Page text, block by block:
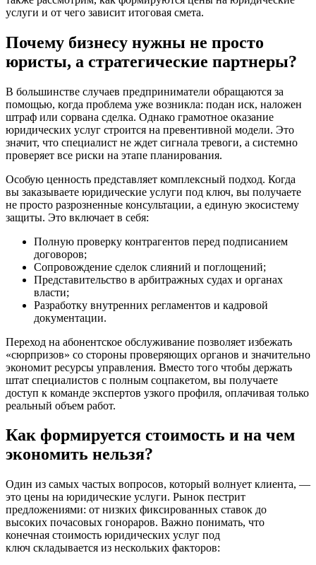
услуги и от чего зависит итоговая смета.
Почему бизнесу нужны не просто
юристы, а стратегические партнеры?
В большинстве случаев предприниматели обращаются за
помощью, когда проблема уже возникла: подан иск, наложен
штраф или сорвана сделка. Однако грамотное оказание
юридических услуг строится на превентивной модели. Это
значит, что специалист не ждет сигнала тревоги, а системно
проверяет все риски на этапе планирования.
Особую ценность представляет комплексный подход. Когда
вы заказываете юридические услуги под ключ, вы получаете
не просто разрозненные консультации, а единую экосистему
защиты. Это включает в себя:
Полную проверку контрагентов перед подписанием
договоров;
Сопровождение сделок слияний и поглощений;
Представительство в арбитражных судах и органах
власти;
Разработку внутренних регламентов и кадровой
документации.
Переход на абонентское обслуживание позволяет избежать
«сюрпризов» со стороны проверяющих органов и значительно
экономит ресурсы управления. Вместо того чтобы держать
штат специалистов с полным соцпакетом, вы получаете
доступ к команде экспертов узкого профиля, оплачивая только
реальный объем работ.
Как формируется стоимость и на чем
экономить нельзя?
Один из самых частых вопросов, который волнует клиента, —
это цены на юридические услуги. Рынок пестрит
предложениями: от низких фиксированных ставок до
высоких почасовых гонораров. Важно понимать, что
конечная стоимость юридических услуг под
ключ складывается из нескольких факторов: